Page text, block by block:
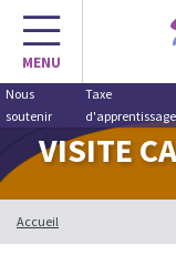
Aller
contenu
MENU
Nous
soutenir
Taxe
d'apprentissage
VISITE
Accueil